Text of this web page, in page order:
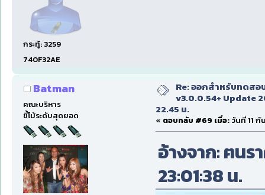
กระทู้: 3259
740F32AE
Batman
คณะบริหาร
ขี้โม้ระดับสุดยอด
Re: ออกสำหรับทดสอ
v3.0.0.54+ Update
22.45 น.
« ตอบกลับ #69 เมื่อ: วันที่ 11
อ้างจาก: ฅน
23:01:38 น.